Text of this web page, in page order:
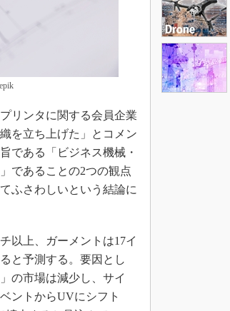
リンタに関する会員企業
を立ち上げた」とコメン
である「ビジネス機械・
であることの2つの観点
ふさわしいという結論に
以上、ガーメントは17イ
と予測する。要因とし
の市場は減少し、サイ
ントからUVにシフト